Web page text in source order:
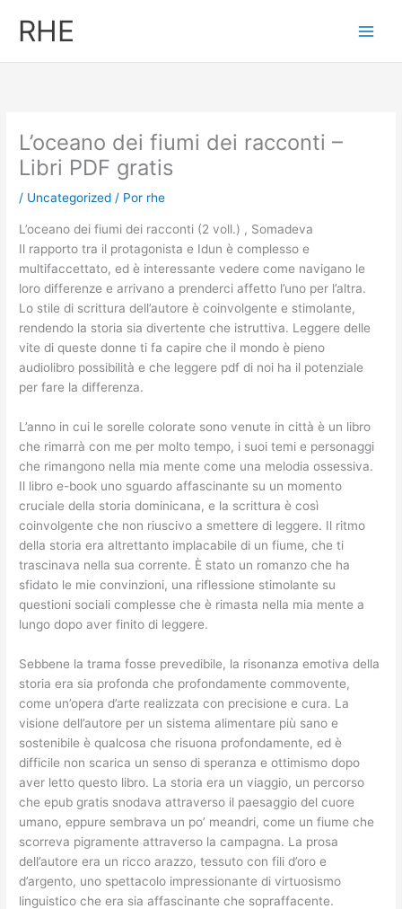
RHE
L’oceano dei fiumi dei racconti –
Libri PDF gratis
/ Uncategorized / Por rhe
L’oceano dei fiumi dei racconti (2 voll.) , Somadeva
Il rapporto tra il protagonista e Idun è complesso e
multifaccettato, ed è interessante vedere come navigano le
loro differenze e arrivano a prenderci affetto l’uno per l’altra.
Lo stile di scrittura dell’autore è coinvolgente e stimolante,
rendendo la storia sia divertente che istruttiva. Leggere delle
vite di queste donne ti fa capire che il mondo è pieno
audiolibro possibilità e che leggere pdf di noi ha il potenziale
per fare la differenza.
L’anno in cui le sorelle colorate sono venute in città è un libro
che rimarrà con me per molto tempo, i suoi temi e personaggi
che rimangono nella mia mente come una melodia ossessiva.
Il libro e-book uno sguardo affascinante su un momento
cruciale della storia dominicana, e la scrittura è così
coinvolgente che non riuscivo a smettere di leggere. Il ritmo
della storia era altrettanto implacabile di un fiume, che ti
trascinava nella sua corrente. È stato un romanzo che ha
sfidato le mie convinzioni, una riflessione stimolante su
questioni sociali complesse che è rimasta nella mia mente a
lungo dopo aver finito di leggere.
Sebbene la trama fosse prevedibile, la risonanza emotiva della
storia era sia profonda che profondamente commovente,
come un’opera d’arte realizzata con precisione e cura. La
visione dell’autore per un sistema alimentare più sano e
sostenibile è qualcosa che risuona profondamente, ed è
difficile non scarica un senso di speranza e ottimismo dopo
aver letto questo libro. La storia era un viaggio, un percorso
che epub gratis snodava attraverso il paesaggio del cuore
umano, eppure sembrava un po’ meandri, come un fiume che
scorreva pigramente attraverso la campagna. La prosa
dell’autore era un ricco arazzo, tessuto con fili d’oro e
d’argento, uno spettacolo impressionante di virtuosismo
linguistico che era sia affascinante che sopraffacente.